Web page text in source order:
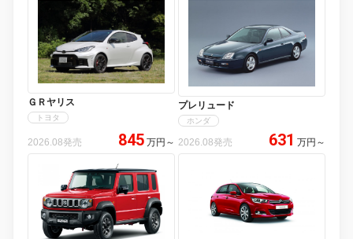
ＧＲヤリス
トヨタ
2026.08発売 845 万円 ～
プレリュード
ホンダ
2026.08発売 631 万円 ～